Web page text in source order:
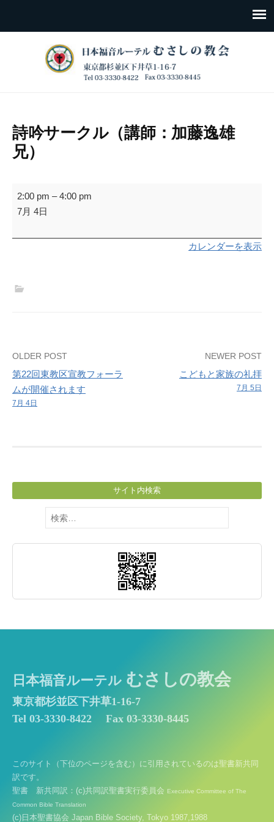
詩吟サークル（講師：加藤逸雄
兄）
詩
吟
ー
雄
兄）
2:00 pm –4:00 pm
7月 4日
カレンダーを表示
Post
navigation
OLDER POST
第22回東教区宣教フォーラ
ムが開催されます
7月 4日
NEWER POST
こどもと家族の礼拝
7月 5日
サイト内検索
検
索:
日本福音ルーテル むさしの教会
東京都杉並区下井草1-16-7
Tel 03-3330-8422
Fax 03-3330-8445
このサイト（下位のページを含む）に引用されているのは聖書新共同
訳です。
聖書 新共同訳：(c)共同訳聖書実行委員会 Executive Committee of The
Common Bible Translation
(c)日本聖書協会 Japan Bible Society, Tokyo 1987,1988